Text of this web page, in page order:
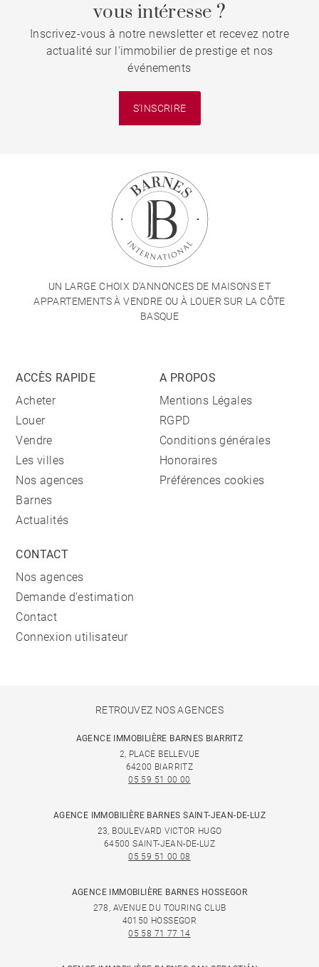
vous intéresse ?
Inscrivez-vous à notre newsletter et recevez notre
actualité sur l'immobilier de prestige et nos
événements
S'INSCRIRE
UN LARGE CHOIX D'ANNONCES DE MAISONS ET
APPARTEMENTS À VENDRE OU À LOUER SUR LA CÔTE
BASQUE
ACCÈS RAPIDE
Acheter
Louer
Vendre
Les villes
Nos agences
Barnes
Actualités
A PROPOS
Mentions Légales
RGPD
Conditions générales
Honoraires
Préférences cookies
CONTACT
Nos agences
Demande d'estimation
Contact
Connexion utilisateur
RETROUVEZ NOS AGENCES
AGENCE IMMOBILIÈRE BARNES BIARRITZ
2, PLACE BELLEVUE
64200 BIARRITZ
05 59 51 00 00
AGENCE IMMOBILIÈRE BARNES SAINT-JEAN-DE-LUZ
23, BOULEVARD VICTOR HUGO
64500 SAINT-JEAN-DE-LUZ
05 59 51 00 08
AGENCE IMMOBILIÈRE BARNES HOSSEGOR
278, AVENUE DU TOURING CLUB
40150 HOSSEGOR
05 58 71 77 14